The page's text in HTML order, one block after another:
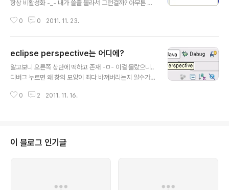
항상 비활성화 -_- 내가 쓸줄 몰라서 그런걸까? 아무튼 안
Exiting Projects into Workspace" 머 그러면 열리긴
0 0 2011. 11. 23.
eclipse perspective는 어디에?
알고보니 오른쪽 상단에 떡하고 존재 -ㅁ- 이걸 몰랐으니..
디버그 누르면 왜 창의 모양이 죄다 바껴버리는지 알수가
TL 0 2 2011. 11. 16.
이 블로그 인기글